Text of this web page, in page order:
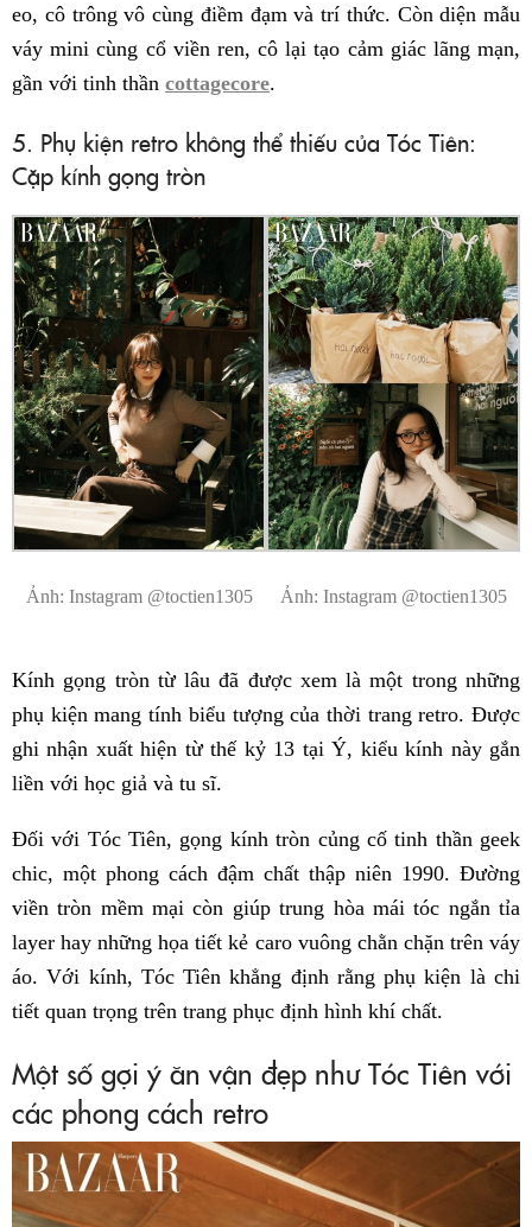
eo, cô trông vô cùng điềm đạm và trí thức. Còn diện mẫu
váy mini cùng cổ viền ren, cô lại tạo cảm giác lãng mạn,
gần với tinh thần cottagecore.
5. Phụ kiện retro không thể thiếu của Tóc Tiên:
Cặp kính gọng tròn
Ảnh: Instagram @toctien1305 Ảnh: Instagram @toctien1305
Kính gọng tròn từ lâu đã được xem là một trong những
phụ kiện mang tính biểu tượng của thời trang retro. Được
ghi nhận xuất hiện từ thế kỷ 13 tại Ý, kiểu kính này gắn
liền với học giả và tu sĩ.
Đối với Tóc Tiên, gọng kính tròn củng cố tinh thần geek
chic, một phong cách đậm chất thập niên 1990. Đường
viền tròn mềm mại còn giúp trung hòa mái tóc ngắn tỉa
layer hay những họa tiết kẻ caro vuông chằn chặn trên váy
áo. Với kính, Tóc Tiên khẳng định rằng phụ kiện là chi
tiết quan trọng trên trang phục định hình khí chất.
Một số gợi ý ăn vận đẹp như Tóc Tiên với
các phong cách retro